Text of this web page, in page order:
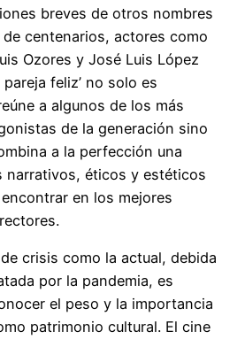
breves de otros nombres
centenarios, actores como
Ozores y José Luis López
pareja feliz’ no solo es
a algunos de los más
de la generación sino
a la perfección una
narrativos, éticos y estéticos
en los mejores
crisis como la actual, debida
por la pandemia, es
el peso y la importancia
patrimonio cultural. El cine